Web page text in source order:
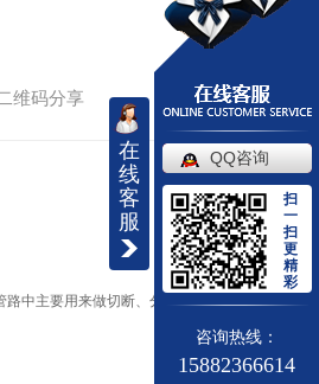
维码分享
路中主要用来做切断、分配和改
在
线
客
服
QQ咨询
扫
一
扫
更
精
彩
咨询热线：
15882366614